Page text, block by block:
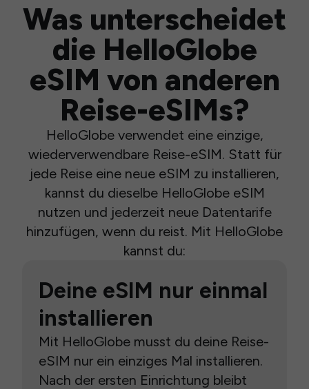
Was unterscheidet
die HelloGlobe
eSIM von anderen
Reise-eSIMs?
HelloGlobe verwendet eine einzige,
wiederverwendbare Reise-eSIM. Statt für
jede Reise eine neue eSIM zu installieren,
kannst du dieselbe HelloGlobe eSIM
nutzen und jederzeit neue Datentarife
hinzufügen, wenn du reist. Mit HelloGlobe
kannst du:
Deine eSIM nur einmal
installieren
Mit HelloGlobe musst du deine Reise-
eSIM nur ein einziges Mal installieren.
Nach der ersten Einrichtung bleibt